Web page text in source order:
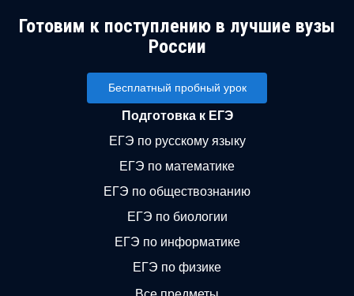
Готовим к поступлению в лучшие вузы
России
Бесплатный пробный урок
Подготовка к ЕГЭ
ЕГЭ по русскому языку
ЕГЭ по математике
ЕГЭ по обществознанию
ЕГЭ по биологии
ЕГЭ по информатике
ЕГЭ по физике